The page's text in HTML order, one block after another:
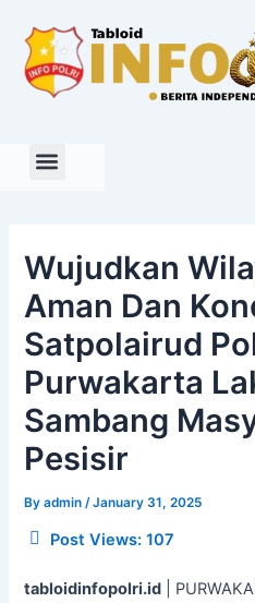
content
Wujudkan
Aman Dan
Satpolairud
Purwakarta
Sambang
Pesisir
Byadmin/January 31, 2025
Post Views: 107
tabloidinfopolri.id |